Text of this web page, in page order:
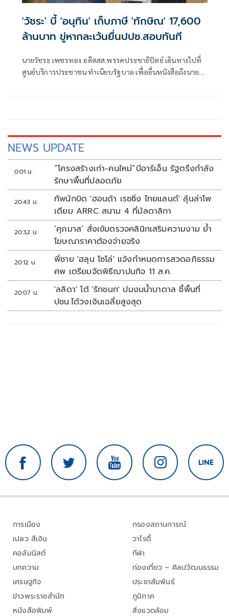
'วัชระ' บี้ 'อนุทิน' เก็บภาษี 'ทักษิณ' 17,600
ล้านบาท ขู่หากละเว้นยื่นปปช.สอบทันที
นายวัชระ เพชรทอง อดีตสส.พรรคประชาธิปัตย์ เดินทางไปที่
ศูนย์บริการประชาชน ทำเนียบรัฐบาล เพื่อยื่นหนังสือถึงนาย
NEWS UPDATE
0:01 น.
“โครงสร้างเก่า-คนใหม่”บีอาร์เอ็น รัฐตรึงกำลัง
รักษาพื้นที่ปลอดภัย
20:43 น.
ทัพนักบิด 'ฮอนด้า เรซซิ่ง ไทยแลนด์' ลุ้นล่าโพ
เดียม ARRC สนาม 4 ที่มัลดาลิกา
20:32 น.
‘ศุภมาส’ สั่งเข้มตรวจคลินิกเสริมความงาม ย้ำ
โฆษณาราคาต้องจ่ายจริง
20:12 น.
พี่ชาย 'ฮลุน โซโล่' แจ้งกำหนดการสวดอภิธรรม
ศพ เตรียมจัดพิธีฌาปนกิจ 11 ส.ค.
20:07 น.
'ลลิดา' โต้ 'รักชนก' ปมงบน้ำบาดาล ชี้พื้นที่
ปชน.ได้วงเงินเฉลี่ยสูงสุด
การเมือง
เปลว สีเงิน
คอลัมนิสต์
บทความ
เศรษฐกิจ
ข่าวพระราชสำนัก
หนังสือพิมพ์
กรองสถานการณ์
วาไรตี้
กีฬา
ท่องเที่ยว – ศิลปวัฒนธรรม
ประชาสัมพันธ์
ภูมิภาค
สิ่งแวดล้อม